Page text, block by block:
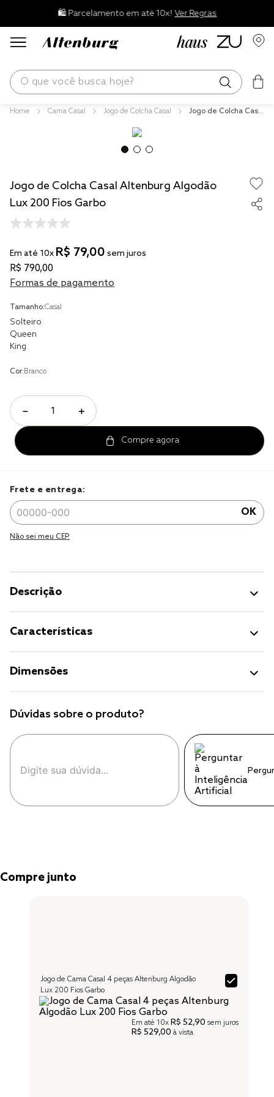
🛍️ Parcelamento em até 10x! Ver Regras
O que você busca hoje?
Cama Casal Jogo de Colcha Casal
Jogo de Colcha Casal
Jogo de Colcha Casal Altenburg Algodão
Lux 200 Fios Garbo
Em até 10x R$ 79,00 sem juros
R$ 790,00
Formas de pagamento
Tamanho:Casal
Solteiro
Queen
King
Cor:Branco
＋
－
Frete e entrega:
OK
Não sei meu CEP.
Descrição
Características
Dimensões
Dúvidas sobre o produto?
Compre junto
Jogo de Cama Casal 4 peças Altenburg Algodão
Lux 200 Fios Garbo
Em até 10x R$ 52,90 sem juros
R$ 529,00 à vista
fronha
travesseiro
jogos cama
tencel
solteiro king
cobertor
jogo cama casal